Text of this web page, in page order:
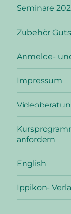
Seminare
Zubehör
Anmelde-
Impressum
anfordern
English
Ippikon-